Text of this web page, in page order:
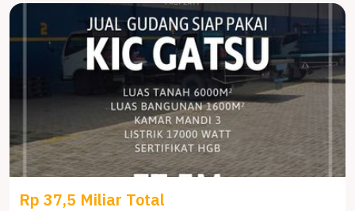
Rp 37,5 Miliar Total